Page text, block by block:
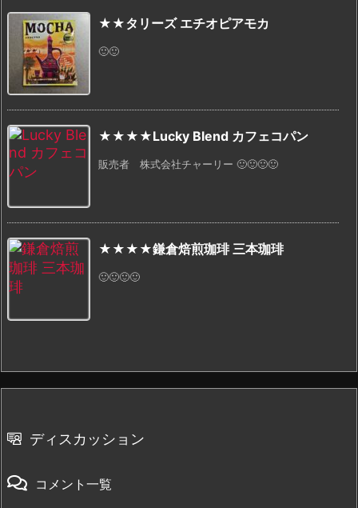
★★タリーズ エチオピアモカ
🙂🙂
★★★★Lucky Blend カフェコパン
販売者 株式会社チャーリー 🙂🙂🙂🙂
★★★★鎌倉焙煎珈琲 三本珈琲
🙂🙂🙂🙂
ディスカッション
コメント一覧